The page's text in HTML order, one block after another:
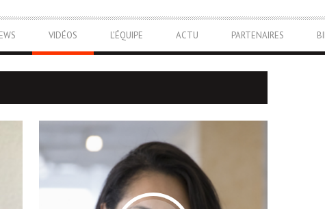
VIDÉOS L’ÉQUIPE ACTU PARTENAIRES